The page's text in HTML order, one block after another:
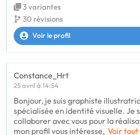
3 variantes
30 révisions
Voir le profil
Constance_Hrt
25 avril à 14:54
Bonjour, je suis graphiste
spécialisée en identité visuelle. Je
collaborer avec vous pour la
mon profil vous intéresse, Voir